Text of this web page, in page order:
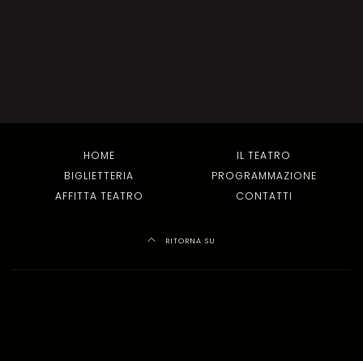
HOME
IL TEATRO
BIGLIETTERIA
PROGRAMMAZIONE
AFFITTA TEATRO
CONTATTI
RITORNA SU